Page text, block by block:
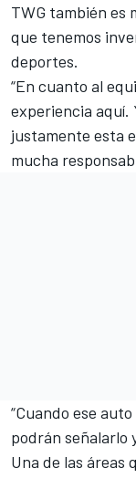
TWG también es
que tenemos
deportes.
“En cuanto al
experiencia aquí.
justamente esta
mucha
“Cuando ese
podrán señalarlo
Una de las áreas